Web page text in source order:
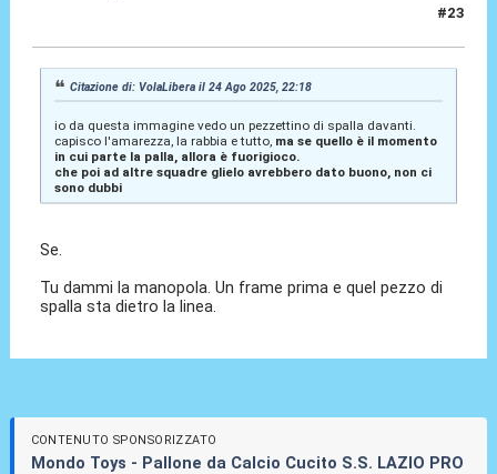
#23
Citazione di: VolaLibera il 24 Ago 2025, 22:18
io da questa immagine vedo un pezzettino di spalla davanti.
capisco l'amarezza, la rabbia e tutto,ma se quello è il momento
in cui parte la palla, allora è fuorigioco.
che poi ad altre squadre glielo avrebbero dato buono, non ci
sono dubbi
Se.
Tu dammi la manopola. Un frame prima e quel pezzo di
spalla sta dietro la linea.
CONTENUTO SPONSORIZZATO
Mondo Toys - Pallone da Calcio Cucito S.S. LAZIO PRO